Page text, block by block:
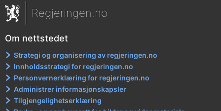
Regjeringen.no
Om nettstedet
Strategi og organisering av regjeringen.no
Innholdsstrategi for regjeringen.no
Personvernerklæring for regjeringen.no
Administrer informasjonskapsler
Tilgjengelighetserklæring